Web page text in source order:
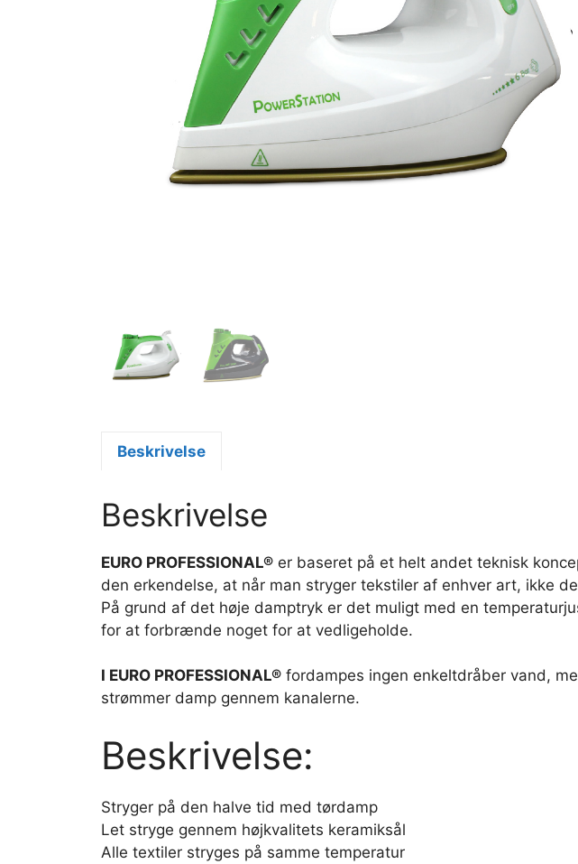
Beskrivelse
Beskrivelse
EURO PROFESSIONAL® er baseret på et helt andet teknisk
den erkendelse, at når man stryger tekstiler af enhver art, ikke
På grund af det høje damptryk er det muligt med en
for at forbrænde noget for at vedligeholde.
I EURO PROFESSIONAL® fordampes ingen enkeltdråber vand,
strømmer damp gennem kanalerne.
Beskrivelse:
Stryger på den halve tid med tørdamp
Let stryge gennem højkvalitets keramiksål
Alle textiler stryges på samme temperatur